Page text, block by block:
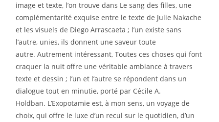
image et texte, l’on trouve dans Le sang des filles, une
complémentarité exquise entre le texte de Julie Nakache
et les visuels de Diego Arrascaeta ; l’un existe sans
l’autre, unies, ils donnent une saveur toute
autre.Autrement intéressant, Toutes ces choses qui font
craquer la nuit offre une véritable ambiance àtravers
texte et dessin ; l’un et l’autre se répondent dans un
dialogue tout en minutie, porté par CécileA.
Holdban. L’Exopotamie est, à mon sens, un voyage de
choix, qui offre le luxe d’un recul sur lequotidien, d’un